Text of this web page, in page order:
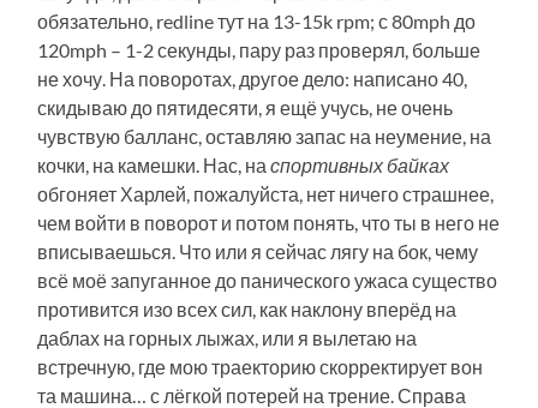
обязательно, redline тут на 13-15k rpm; с 80mph до
120mph – 1-2 секунды, пару раз проверял, больше
не хочу. На поворотах, другое дело: написано 40,
скидываю до пятидесяти, я ещё учусь, не очень
чувствую балланс, оставляю запас на неумение, на
кочки, на камешки. Нас, наспортивных байках
обгоняет Харлей, пожалуйста, нет ничего страшнее,
чем войти в поворот и потом понять, что ты в него не
вписываешься. Что или я сейчас лягу на бок, чему
всё моё запуганное до панического ужаса существо
противится изо всех сил, как наклону вперёд на
даблах на горных лыжах, или я вылетаю на
встречную, где мою траекторию скорректирует вон
та машина… с лёгкой потерей на трение. Справа